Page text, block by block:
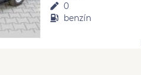
0
benzín